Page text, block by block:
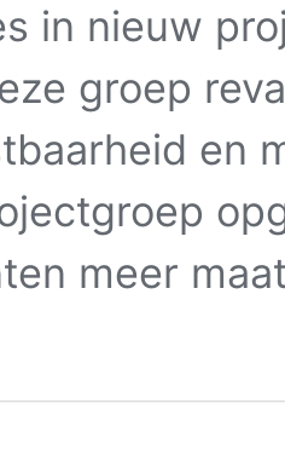
in nieuw
groep
en
meer